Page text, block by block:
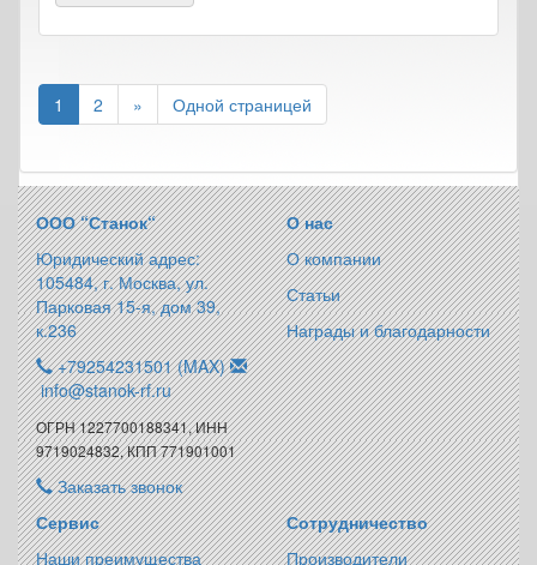
1 2 » Одной страницей
ООО “Станок“
Юридический адрес:
105484, г. Москва, ул.
Парковая 15-я, дом 39,
к.236
+79254231501 (MAX)
info@stanok-rf.ru
ОГРН 1227700188341, ИНН
9719024832, КПП 771901001
Заказать звонок
О нас
О компании
Статьи
Награды и благодарности
Сервис
Наши преимущества
Сотрудничество
Производители